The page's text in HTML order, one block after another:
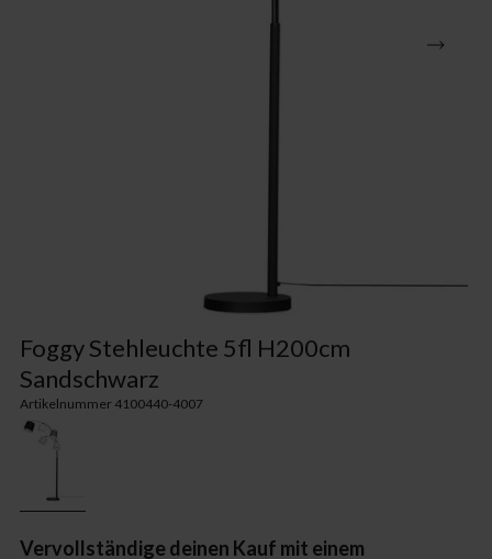
Foggy Stehleuchte 5fl H200cm
Sandschwarz
Artikelnummer 4100440-4007
Vervollständige deinen Kauf mit einem